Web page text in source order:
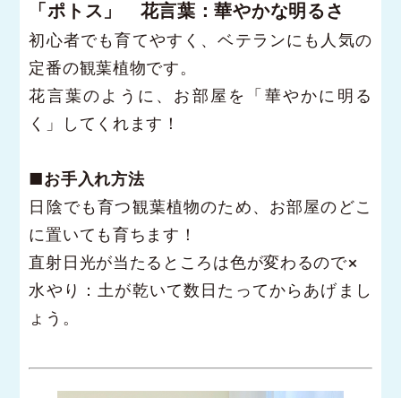
「ポトス」 花言葉：華やかな明るさ
初心者でも育てやすく、ベテランにも人気の
定番の観葉植物です。
花言葉のように、お部屋を「華やかに明る
く」してくれます！
■お手入れ方法
日陰でも育つ観葉植物のため、お部屋のどこ
に置いても育ちます！
直射日光が当たるところは色が変わるので×
水やり：土が乾いて数日たってからあげまし
ょう。